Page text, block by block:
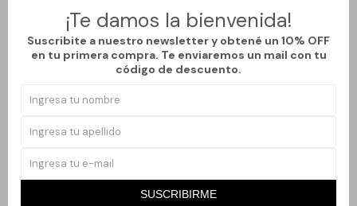
¡Te damos la bienvenida!
Suscribite a nuestro newsletter y obtené un 10% OFF
en tu primera compra. Te enviaremos un mail con tu
código de descuento.
SUSCRIBIRME
Métodos y costos de envío
Productos que te pueden interesar